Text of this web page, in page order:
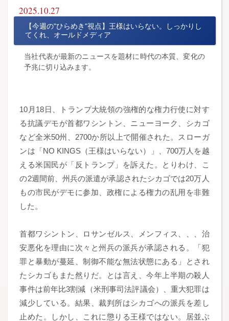
2025.10.27
【今週の"ひらめき"視点】王様はいらない。しっかりし
てくれ、オールドメディア
当社代表が最新のニュースを題材に時代の本質、変化の
予兆に切り込みます。
10月18日、トランプ大統領の強権的な権力行使に対す
る抗議デモが首都ワシントン、ニューヨーク、シカゴ
など全米50州、2700か所以上で開催された。スローガ
ンは「NO KINGS（王様はいらない）」、700万人を越
える米国民が「反トランプ」を訴えた。とりわけ、こ
の2週間前、州兵の派遣が承認されたシカゴでは20万人
もの市民がデモに参加、政権による権力の乱用を非難
した。
首都ワシントン、ロサンゼルス、メンフィス、、、治
安悪化を理由に次々と州兵の派兵が承認される。「犯
罪と暴動が蔓延、制御不能な無法状態にある」とされ
たシカゴもまた然りだ。とは言え、今年上半期の殺人
事件は前年比3割減（米刑事司法評議会）、重大犯罪は
減少している。結果、裁判所はシカゴへの派兵を差し
止めた。しかし、これに懲りる王様ではない。居並ぶ